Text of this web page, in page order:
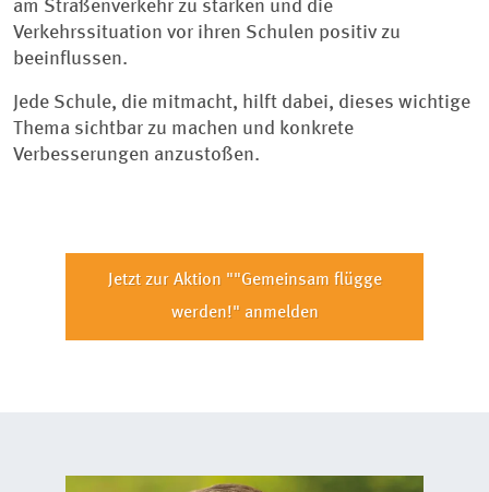
am Straßenverkehr zu stärken und die
Verkehrssituation vor ihren Schulen positiv zu
beeinflussen.
Jede Schule, die mitmacht, hilft dabei, dieses wichtige
Thema sichtbar zu machen und konkrete
Verbesserungen anzustoßen.
Jetzt zur Aktion ""Gemeinsam flügge
werden!" anmelden